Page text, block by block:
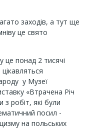
заходів, а тут ще
це свято
це понад 2 тисячі
у Музеї
«Втрачена Річ
робіт, які були
посил -
на польських